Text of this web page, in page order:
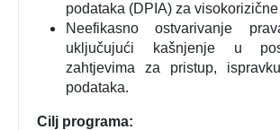
podataka (DPIA) za
Neefikasno ostvarivanje
uključujući kašnjenje u
zahtjevima za pristup,
podataka.
Cilj programa: